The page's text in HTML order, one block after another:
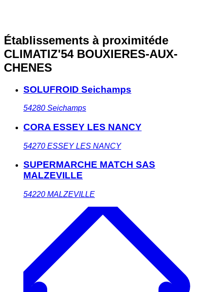
Établissements à proximitéde
CLIMATIZ'54 BOUXIERES-AUX-
CHENES
SOLUFROID Seichamps
54280 Seichamps
CORA ESSEY LES NANCY
54270 ESSEY LES NANCY
SUPERMARCHE MATCH SAS
MALZEVILLE
54220 MALZEVILLE